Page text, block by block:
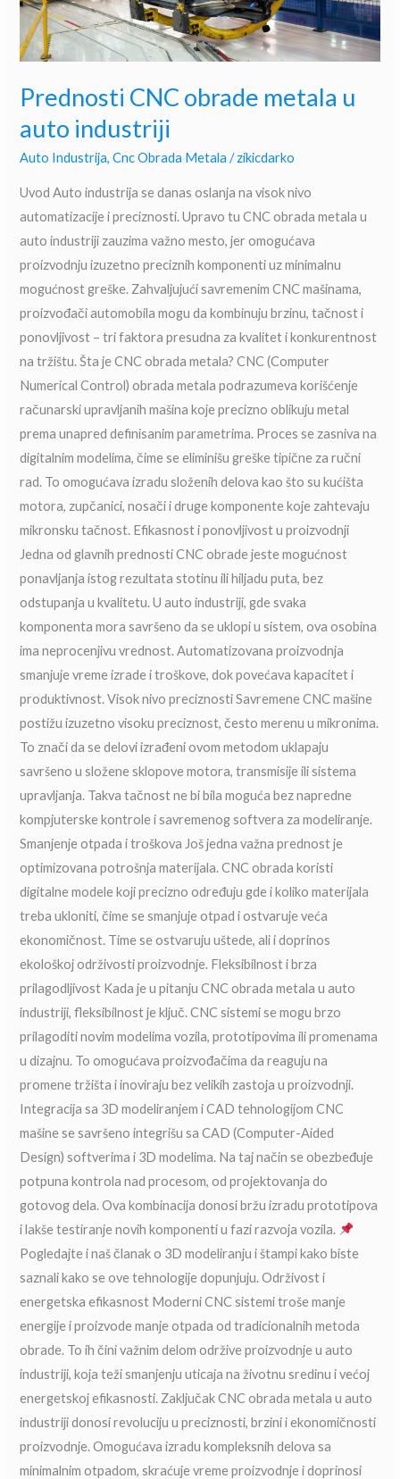
Prednosti CNC obrade metala u
auto industriji
Auto Industrija,Cnc Obrada Metala /zikicdarko
Uvod Auto industrija se danas oslanja na visok nivo
automatizacije i preciznosti. Upravo tu CNC obrada metala u
auto industriji zauzima važno mesto, jer omogućava
proizvodnju izuzetno preciznih komponenti uz minimalnu
mogućnost greške. Zahvaljujući savremenim CNC mašinama,
proizvođači automobila mogu da kombinuju brzinu, tačnost i
ponovljivost – tri faktora presudna za kvalitet i konkurentnost
na tržištu. Šta je CNC obrada metala? CNC (Computer
Numerical Control) obrada metala podrazumeva korišćenje
računarski upravljanih mašina koje precizno oblikuju metal
prema unapred definisanim parametrima. Proces se zasniva na
digitalnim modelima, čime se eliminišu greške tipične za ručni
rad. To omogućava izradu složenih delova kao što su kućišta
motora, zupčanici, nosači i druge komponente koje zahtevaju
mikronsku tačnost. Efikasnost i ponovljivost u proizvodnji
Jedna od glavnih prednosti CNC obrade jeste mogućnost
ponavljanja istog rezultata stotinu ili hiljadu puta, bez
odstupanja u kvalitetu. U auto industriji, gde svaka
komponenta mora savršeno da se uklopi u sistem, ova osobina
ima neprocenjivu vrednost. Automatizovana proizvodnja
smanjuje vreme izrade i troškove, dok povećava kapacitet i
produktivnost. Visok nivo preciznosti Savremene CNC mašine
postižu izuzetno visoku preciznost, često merenu u mikronima.
To znači da se delovi izrađeni ovom metodom uklapaju
savršeno u složene sklopove motora, transmisije ili sistema
upravljanja. Takva tačnost ne bi bila moguća bez napredne
kompjuterske kontrole i savremenog softvera za modeliranje.
Smanjenje otpada i troškova Još jedna važna prednost je
optimizovana potrošnja materijala. CNC obrada koristi
digitalne modele koji precizno određuju gde i koliko materijala
treba ukloniti, čime se smanjuje otpad i ostvaruje veća
ekonomičnost. Time se ostvaruju uštede, ali i doprinos
ekološkoj održivosti proizvodnje. Fleksibilnost i brza
prilagodljivost Kada je u pitanju CNC obrada metala u auto
industriji, fleksibilnost je ključ. CNC sistemi se mogu brzo
prilagoditi novim modelima vozila, prototipovima ili promenama
u dizajnu. To omogućava proizvođačima da reaguju na
promene tržišta i inoviraju bez velikih zastoja u proizvodnji.
Integracija sa 3D modeliranjem i CAD tehnologijom CNC
mašine se savršeno integrišu sa CAD (Computer-Aided
Design) softverima i 3D modelima. Na taj način se obezbeđuje
potpuna kontrola nad procesom, od projektovanja do
gotovog dela. Ova kombinacija donosi bržu izradu prototipova
i lakše testiranje novih komponenti u fazi razvoja vozila.
Pogledajte i naš članak o 3D modeliranju i štampi kako biste
saznali kako se ove tehnologije dopunjuju. Održivost i
energetska efikasnost Moderni CNC sistemi troše manje
energije i proizvode manje otpada od tradicionalnih metoda
obrade. To ih čini važnim delom održive proizvodnje u auto
industriji, koja teži smanjenju uticaja na životnu sredinu i većoj
energetskoj efikasnosti. Zaključak CNC obrada metala u auto
industriji donosi revoluciju u preciznosti, brzini i ekonomičnosti
proizvodnje. Omogućava izradu kompleksnih delova sa
minimalnim otpadom, skraćuje vreme proizvodnje i doprinosi
auto
industriji